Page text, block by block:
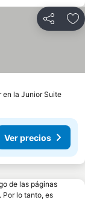
Compartir
en la Junior SuiteVer
Ver precios
de las páginas
Por lo tanto, es